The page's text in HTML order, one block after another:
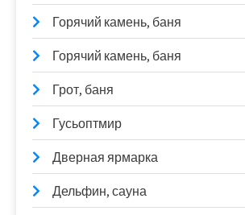
Горячий камень, баня
Горячий камень, баня
Грот, баня
Гусьоптмир
Дверная ярмарка
Дельфин, сауна